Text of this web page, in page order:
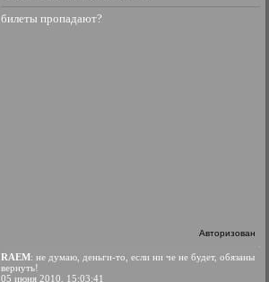
билеты пропадают?
Авторизован
RAEM: не думаю, деньги-то, если ни че не будет, обязаны
вернуть!
05 июня 2010, 15:03:41